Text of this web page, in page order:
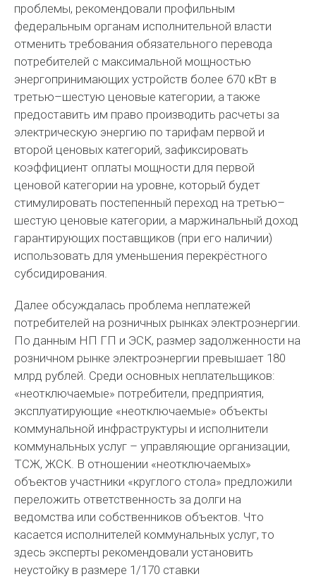
проблемы, рекомендовали профильным
федеральным органам исполнительной власти
отменить требования обязательного перевода
потребителей с максимальной мощностью
энергопринимающих устройств более 670 кВт в
третью–шестую ценовые категории, а также
предоставить им право производить расчеты за
электрическую энергию по тарифам первой и
второй ценовых категорий, зафиксировать
коэффициент оплаты мощности для первой
ценовой категории на уровне, который будет
стимулировать постепенный переход на третью–
шестую ценовые категории, а маржинальный доход
гарантирующих поставщиков (при его наличии)
использовать для уменьшения перекрёстного
субсидирования.
Далее обсуждалась проблема неплатежей
потребителей на розничных рынках электроэнергии.
По данным НП ГП и ЭСК, размер задолженности на
розничном рынке электроэнергии превышает 180
млрд рублей. Среди основных неплательщиков:
«неотключаемые» потребители, предприятия,
эксплуатирующие «неотключаемые» объекты
коммунальной инфраструктуры и исполнители
коммунальных услуг – управляющие организации,
ТСЖ, ЖСК. В отношении «неотключаемых»
объектов участники «круглого стола» предложили
переложить ответственность за долги на
ведомства или собственников объектов. Что
касается исполнителей коммунальных услуг, то
здесь эксперты рекомендовали установить
неустойку в размере 1/170 ставки